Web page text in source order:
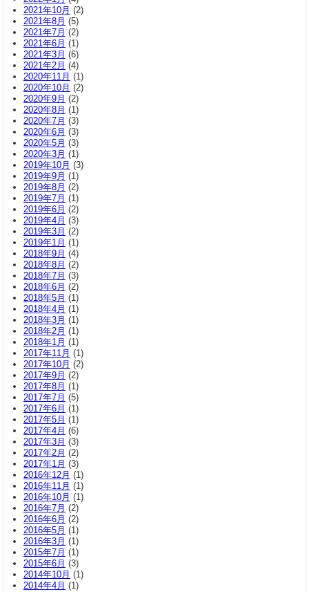
2021年10月 (2)
2021年8月 (5)
2021年7月 (2)
2021年6月 (1)
2021年3月 (6)
2021年2月 (4)
2020年11月 (1)
2020年10月 (2)
2020年9月 (2)
2020年8月 (1)
2020年7月 (3)
2020年6月 (3)
2020年5月 (3)
2020年3月 (1)
2019年10月 (3)
2019年9月 (1)
2019年8月 (2)
2019年7月 (1)
2019年6月 (2)
2019年4月 (3)
2019年3月 (2)
2019年1月 (1)
2018年9月 (4)
2018年8月 (2)
2018年7月 (3)
2018年6月 (2)
2018年5月 (1)
2018年4月 (1)
2018年3月 (1)
2018年2月 (1)
2018年1月 (1)
2017年11月 (1)
2017年10月 (2)
2017年9月 (2)
2017年8月 (1)
2017年7月 (5)
2017年6月 (1)
2017年5月 (1)
2017年4月 (6)
2017年3月 (3)
2017年2月 (2)
2017年1月 (3)
2016年12月 (1)
2016年11月 (1)
2016年10月 (1)
2016年7月 (2)
2016年6月 (2)
2016年5月 (1)
2016年3月 (1)
2015年7月 (1)
2015年6月 (3)
2014年10月 (1)
2014年4月 (1)